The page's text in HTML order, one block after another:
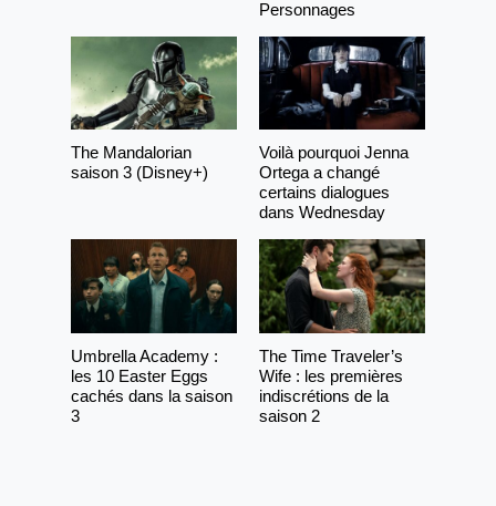
Personnages
The Mandalorian
saison 3 (Disney+)
Voilà pourquoi Jenna
Ortega a changé
certains dialogues
dans Wednesday
Umbrella Academy :
les 10 Easter Eggs
cachés dans la saison
3
The Time Traveler’s
Wife : les premières
indiscrétions de la
saison 2